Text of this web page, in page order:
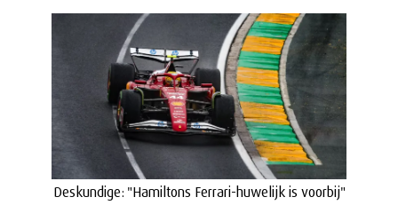
Deskundige: "Hamiltons Ferrari-huwelijk is voorbij"